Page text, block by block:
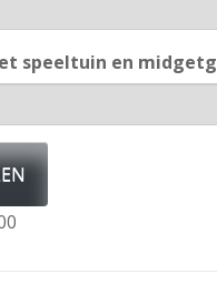
speeltuin en